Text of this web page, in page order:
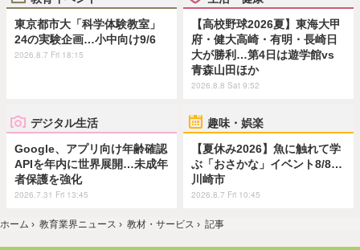
東京都市大「科学体験教室」
24の実験企画…小中向け9/6
2026.8.7 Fri 18:15
【高校野球2026夏】東海大甲
府・健大高崎・有明・長崎日
大が勝利…第4日は遊学館vs
青森山田ほか
2026.8.8 Sat 9:52
デジタル生活
Google、アプリ向け年齢確認
APIを年内に世界展開…未成年
者保護を強化
2026.7.31 Fri 13:45
趣味・娯楽
【夏休み2026】魚に触れて学
ぶ「おさかな」イベント8/8…
川崎市
2026.8.7 Fri 10:45
ホーム › 教育業界ニュース › 教材・サービス › 記事